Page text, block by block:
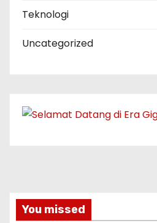
Teknologi
Uncategorized
You missed